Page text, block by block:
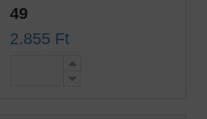
49
2.855 Ft